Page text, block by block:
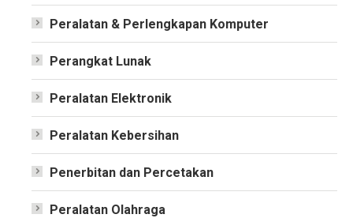
Peralatan & Perlengkapan Komputer
Perangkat Lunak
Peralatan Elektronik
Peralatan Kebersihan
Penerbitan dan Percetakan
Peralatan Olahraga